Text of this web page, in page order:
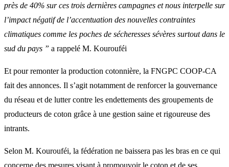
près de 40% sur ces trois dernières campagnes et nous interpelle sur
l’impact négatif de l’accentuation des nouvelles contraintes
climatiques comme les poches de sécheresses sévères surtout dans le
sud du pays ” a rappelé M. Kourouféi
Et pour remonter la production cotonnière, la FNGPC COOP-CA
fait des annonces. Il s’agit notamment de renforcer la gouvernance
du réseau et de lutter contre les endettements des groupements de
producteurs de coton grâce à une gestion saine et rigoureuse des
intrants.
Selon M. Kourouféi, la fédération ne baissera pas les bras en ce qui
concerne des mesures visant à promouvoir le coton et de ses